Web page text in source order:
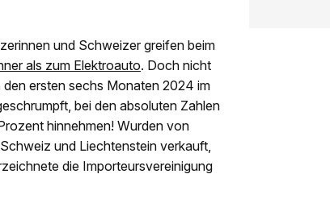
und Schweizer greifen beim
als zum Elektroauto. Doch nicht
ersten sechs Monaten 2024 im
bei den absoluten Zahlen
hinnehmen! Wurden von
und Liechtenstein verkauft,
die Importeursvereinigung